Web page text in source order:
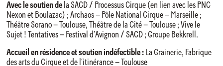
Avec le soutien de la SACD / Processus Cirque (en lien avec les PNC
Nexon et Boulazac) ; Archaos – Pôle National Cirque – Marseille ;
Théâtre Sorano – Toulouse, Théâtre de la Cité – Toulouse ; Vive le
Sujet ! Tentatives – Festival d’Avignon / SACD ; Groupe Bekkrell.
Accueil en résidence et soutien indéfectible : La Grainerie, Fabrique
des arts du Cirque et de l’itinérance – Toulouse